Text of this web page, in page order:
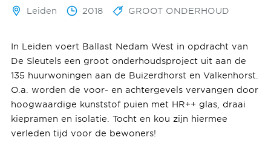
Leiden 2018 GROOT ONDERHOUD
In Leiden voert Ballast Nedam West in opdracht van
De Sleutels een groot onderhoudsproject uit aan de
135 huurwoningen aan de Buizerdhorst en Valkenhorst.
O.a. worden de voor- en achtergevels vervangen door
hoogwaardige kunststof puien met HR++ glas, draai
kiepramen en isolatie. Tocht en kou zijn hiermee
verleden tijd voor de bewoners!